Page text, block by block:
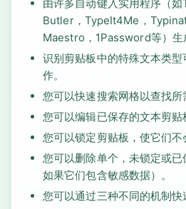
由许多自动键入实用程序（
Butler，TypeIt4Me，
Maestro，1Password等）生
识别剪贴板中的特殊文本类
作。
您可以快速搜索网格以查找所
您可以编辑已保存的文本剪贴
您可以锁定剪贴板，使它们不
您可以删除单个，未锁定或已
如果它们包含敏感数据）。
您可以通过三种不同的机制快